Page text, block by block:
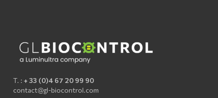
T. : + 33 (0)4 67 20 99 90
contact@gl-biocontrol.com